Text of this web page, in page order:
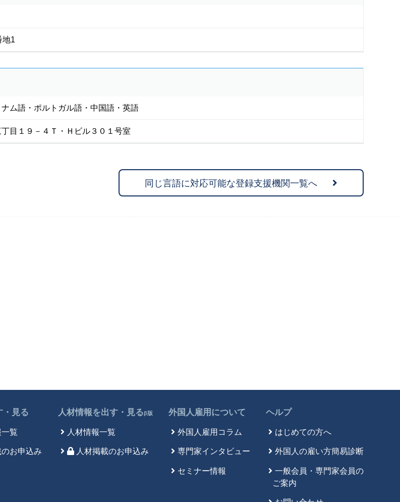
地1
ム語・ポルトガル語・中国語・英語
目１９－４Ｔ・Ｈビル３０１号室
同じ言語に対応可能な登録支援機関一覧へ
・見る
覧
お申込み
人材情報を出す・見るβ版
人材情報一覧
人材掲載のお申込み
外国人雇用について
外国人雇用コラム
専門家インタビュー
セミナー情報
ヘルプ
はじめての方へ
外国人の雇い方簡易診断
一般会員・専門家会員の
ご案内